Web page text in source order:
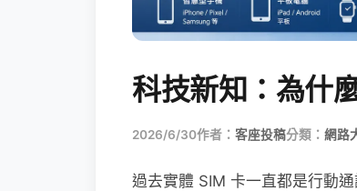
科技新知：為什
2026/6/30作者： 客座投稿分類： 網路
過去實體 SIM 卡一直都是行動